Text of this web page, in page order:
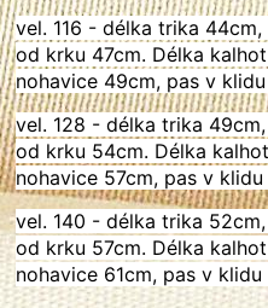
vel. 116 - délka trika
od krku 47cm. Délka
nohavice 49cm, pas v
vel. 128 - délka trika
od krku 54cm. Délka
nohavice 57cm, pas v
vel. 140 - délka trika
od krku 57cm. Délka
nohavice 61cm, pas v